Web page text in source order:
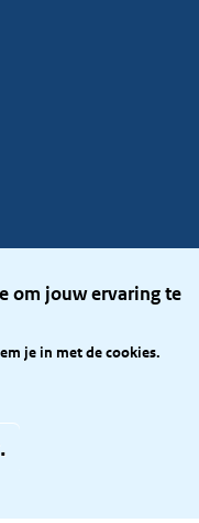
om jouw ervaring te
je in met de cookies.